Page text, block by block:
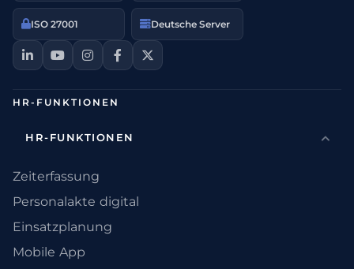
ISO 27001 Deutsche Server
HR-FUNKTIONEN
HR-FUNKTIONEN
Zeiterfassung
Personalakte digital
Einsatzplanung
Mobile App